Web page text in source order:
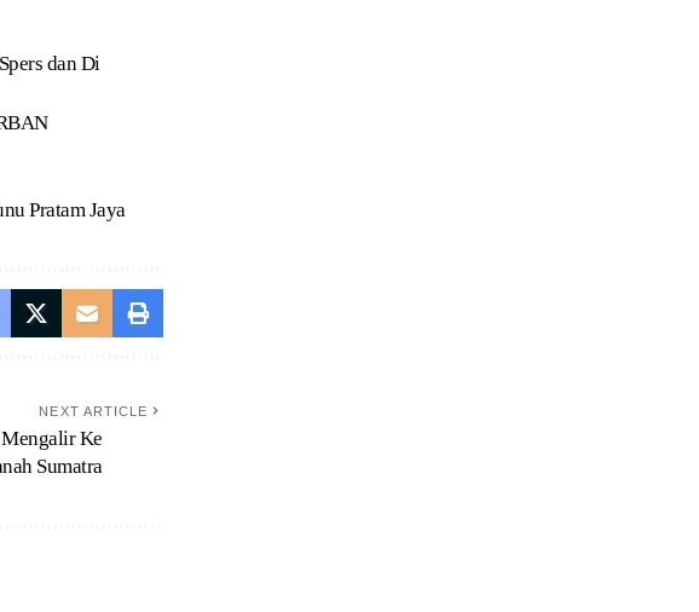
dan Di
Pratam Jaya
NEXT ARTICLE
Ke
Sumatra